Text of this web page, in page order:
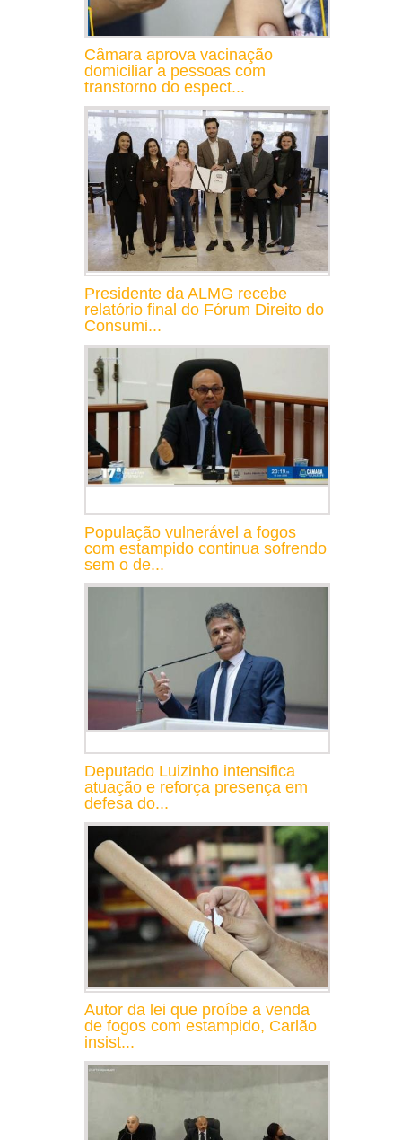
Câmara aprova vacinação
domiciliar a pessoas com
transtorno do espect...
Presidente da ALMG recebe
relatório final do Fórum Direito do
Consumi...
População vulnerável a fogos
com estampido continua sofrendo
sem o de...
Deputado Luizinho intensifica
atuação e reforça presença em
defesa do...
Autor da lei que proíbe a venda
de fogos com estampido, Carlão
insist...